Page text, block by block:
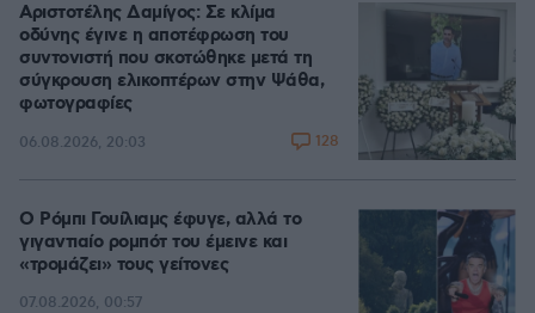
Αριστοτέλης Δαμίγος: Σε κλίμα
οδύνης έγινε η αποτέφρωση του
συντονιστή που σκοτώθηκε μετά τη
σύγκρουση ελικοπτέρων στην Ψάθα,
φωτογραφίες
06.08.2026, 20:03 128
Ο Ρόμπι Γουίλιαμς έφυγε, αλλά το
γιγαντιαίο ρομπότ του έμεινε και
«τρομάζει» τους γείτονες
07.08.2026, 00:57